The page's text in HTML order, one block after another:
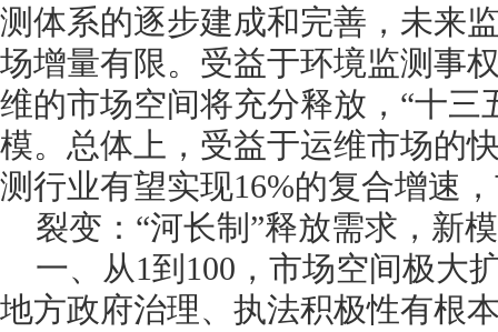
测体系的逐步建成和完善，未来
场增量有限。受益于环境监测事
维的市场空间将充分释放，“十三
模。总体上，受益于运维市场的
测行业有望实现16%的复合增速
裂变：“河长制”释放需求，新
一、从1到100，市场空间极大
地方政府治理、执法积极性有根